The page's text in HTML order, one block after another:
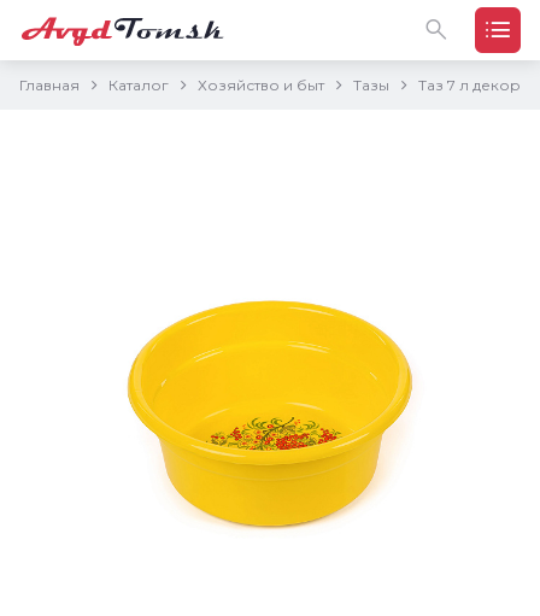
Главная Каталог Хозяйство и быт Тазы Таз 7 л декор